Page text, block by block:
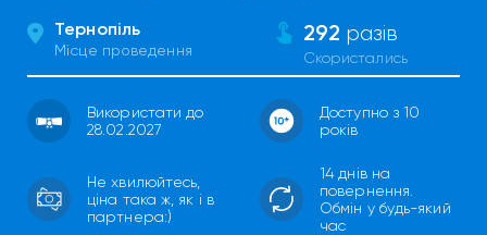
Тернопіль
Місце проведення
292 разів
Скористались
Використати до
28.02.2027
Доступно з 10
років
Не хвилюйтесь,
ціна така ж, як і в
партнера:)
14 днів на
повернення.
Обмін у будь-який
час